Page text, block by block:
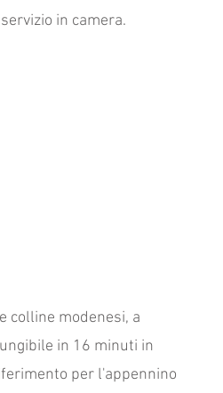
in camera.
colline modenesi, a
in 16 minuti in
per l'appennino